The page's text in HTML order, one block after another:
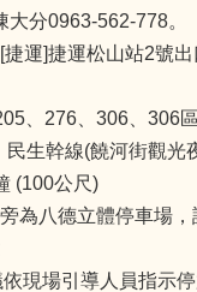
分0963-562-778。
捷運]捷運松山站2號
、276、306、306
生幹線(饒河街觀光
(100公尺)
為八德立體停車場，
現場引導人員指示